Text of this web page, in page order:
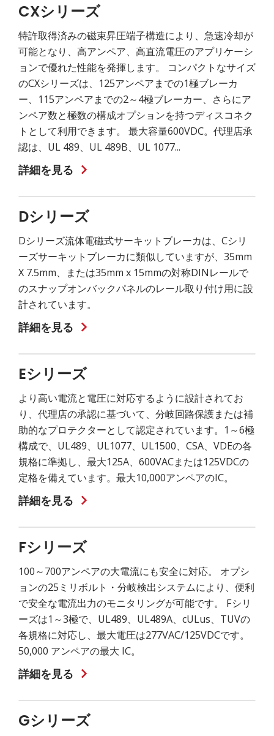
CXシリーズ
特許取得済みの磁束昇圧端子構造により、急速冷却が
可能となり、高アンペア、高直流電圧のアプリケーシ
ョンで優れた性能を発揮します。 コンパクトなサイズ
のCXシリーズは、125アンペアまでの1極ブレーカ
ー、115アンペアまでの2～4極ブレーカー、さらにア
ンペア数と極数の構成オプションを持つディスコネク
トとして利用できます。 最大容量600VDC。代理店承
認は、UL 489、UL 489B、UL 1077...
詳細を見る
Dシリーズ
Dシリーズ流体電磁式サーキットブレーカは、Cシリ
ーズサーキットブレーカに類似していますが、35mm
X 7.5mm、または35mm x 15mmの対称DINレールで
のスナップオンバックパネルのレール取り付け用に設
計されています。
詳細を見る
Eシリーズ
より高い電流と電圧に対応するように設計されてお
り、代理店の承認に基づいて、分岐回路保護または補
助的なプロテクターとして認定されています。1～6極
構成で、UL489、UL1077、UL1500、CSA、VDEの各
規格に準拠し、最大125A、600VACまたは125VDCの
定格を備えています。最大10,000アンペアのIC。
詳細を見る
Fシリーズ
100～700アンペアの大電流にも安全に対応。 オプシ
ョンの25ミリボルト・分岐検出システムにより、便利
で安全な電流出力のモニタリングが可能です。 Fシリ
ーズは1～3極で、UL489、UL489A、cULus、TUVの
各規格に対応し、最大電圧は277VAC/125VDCです。
50,000 アンペアの最大 IC。
詳細を見る
Gシリーズ